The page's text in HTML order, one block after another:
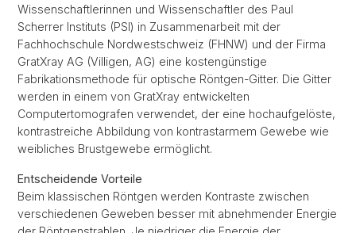
Wissenschaftlerinnen und Wissenschaftler des Paul
Scherrer Instituts (PSI) in Zusammenarbeit mit der
Fachhochschule Nordwestschweiz (FHNW) und der Firma
GratXray AG (Villigen, AG) eine kostengünstige
Fabrikationsmethode für optische Röntgen-Gitter. Die Gitter
werden in einem von GratXray entwickelten
Computertomografen verwendet, der eine hochaufgelöste,
kontrastreiche Abbildung von kontrastarmem Gewebe wie
weibliches Brustgewebe ermöglicht.
Entscheidende Vorteile
Beim klassischen Röntgen werden Kontraste zwischen
verschiedenen Geweben besser mit abnehmender Energie